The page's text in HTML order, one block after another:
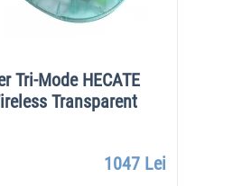
Mode HECATE
Transparent
1047 Lei